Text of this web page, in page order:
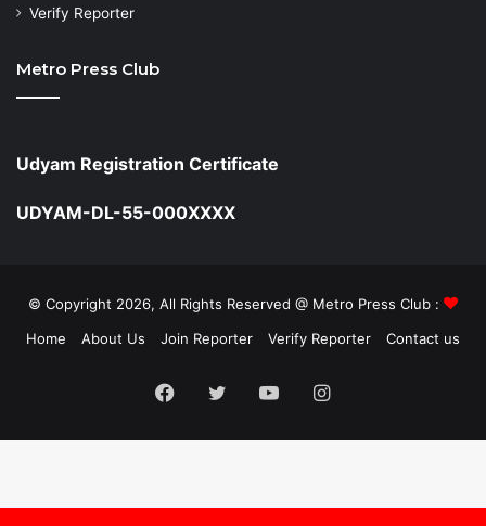
Verify Reporter
Metro Press Club
Udyam Registration Certificate
UDYAM-DL-55-000XXXX
© Copyright 2026, All Rights Reserved @ Metro Press Club :
Home
About Us Join Reporter Verify Reporter Contact us
Facebook
TwitterYouTubeInstagram